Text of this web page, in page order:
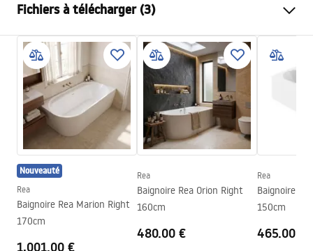
Couleur
Matériel
Acrylique
Longueur
1495mm
Largeur
750mm
Hauteur
560mm
Côté d'installation
Droite
Bonde et siphon inclus
Oui
Garantie
Fichiers à télécharger (3)
Informations de sécurité
WARUNKI_BEZPIECZENSTWA_WANNY.pdf
Conditions de garantie
Warranty_Terms_and_Conditions_Bathtubs.pdf
Instructions de montage
Orion_160_170.pdf
Nouveauté
Rea
Baignoire Rea Marion Right
170cm
1,001.00 €
Rea
Baignoire Rea Orion Right
160cm
480.00 €
Rea
Baignoire
150cm
465.00 €